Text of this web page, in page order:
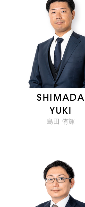
SHIMADA
YUKI
島田 侑輝